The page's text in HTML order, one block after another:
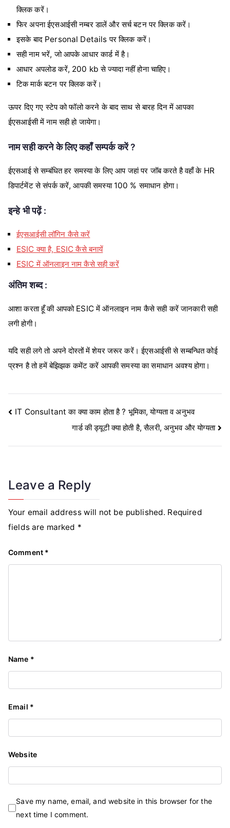
क्लिक करें।
फिर अपना ईएसआईसी नम्बर डालें और सर्च बटन पर क्लिक करें।
इसके बाद Personal Details पर क्लिक करें।
सही नाम भरें, जो आपके आधार कार्ड में है।
आधार अपलोड करें, 200 kb से ज्यादा नहीं होना चाहिए।
टिक मार्क बटन पर क्लिक करें।
ऊपर दिए गए स्टेप को फॉलो करने के बाद साथ से बारह दिन में आपका
ईएसआईसी में नाम सही हो जायेगा।
नाम सही करने के लिए कहाँ सम्पर्क करें ?
ईएसआई से सम्बंधित हर समस्या के लिए आप जहां पर जॉब करते है वहाँ के HR
डिपार्टमेंट से संपर्क करें, आपकी समस्या 100 % समाधान होगा।
इन्हे भी पढ़ें :
ईएसआईसी लॉगिन कैसे करें
ESIC क्या है, ESIC कैसे बनायें
ESIC में ऑनलाइन नाम कैसे सही करें
अंतिम शब्द :
आशा करता हूँ की आपको ESIC में ऑनलाइन नाम कैसे सही करें जानकारी सही
लगी होगी।
यदि सही लगे तो अपने दोस्तों में शेयर जरूर करें। ईएसआईसी से सम्बन्धित कोई
प्रश्न है तो हमें बेझिझक कमेंट करें आपकी समस्या का समाधान अवश्य होगा।
Post
navigation
IT Consultant का क्या काम होता है ? भूमिका, योग्यता व अनुभव
गार्ड की ड्यूटी क्या होती है, सैलरी, अनुभव और योग्यता
Leave a Reply
Your email address will not be published. Required
fields are marked *
Comment *
Name *
Email *
Website
Save my name, email, and website in this browser for the
next time I comment.